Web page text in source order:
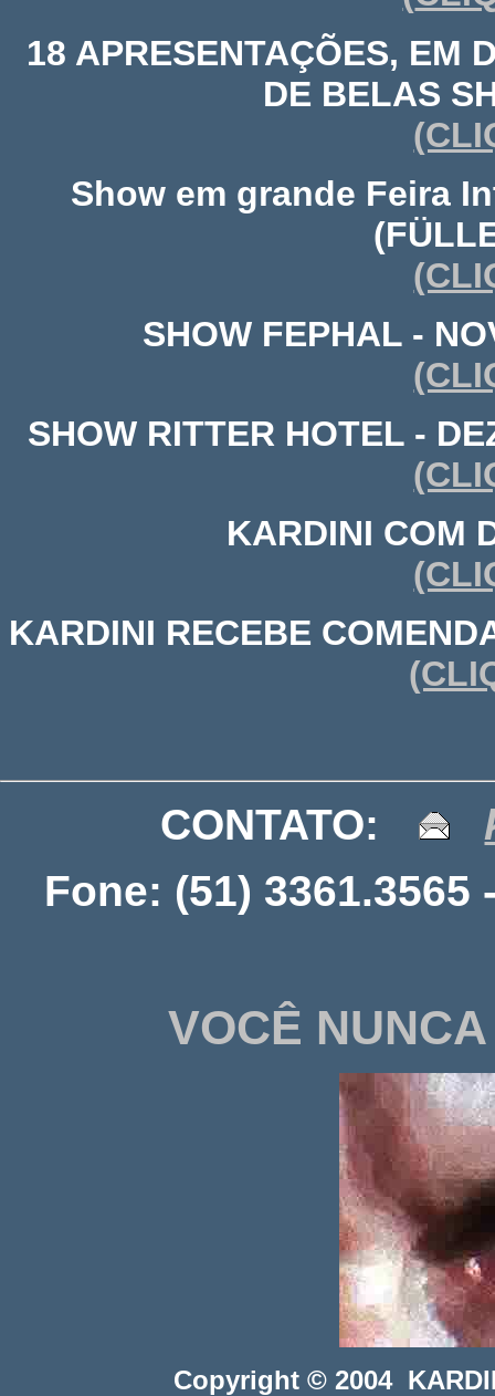
18 APRESENTAÇÕES, EM
DE BELAS
Show em grande Feira
SHOW FEPHAL -
SHOW RITTER HOTEL -
KARDINI COM
KARDINI RECEBE
CONTATO:
Fone: (51) 3361.3565
VOCÊ
Copyright © 2004